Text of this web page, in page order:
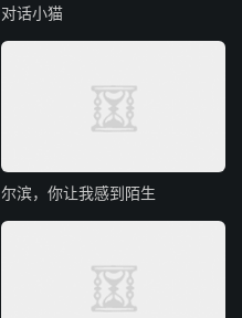
对话小猫
尔滨，你让我感到陌生